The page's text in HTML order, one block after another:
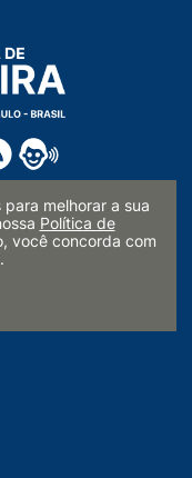
Mattos Silveira
900
melhorar a sua
Política de
você concorda com